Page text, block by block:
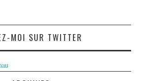
MOI SUR TWITTER